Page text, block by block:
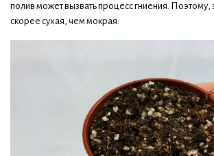
полив может вызвать процесс гниения. Поэтому,
скорее сухая, чем мокрая: